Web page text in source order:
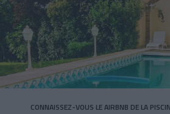
CONNAISSEZ-VOUS LE AIRBNB DE LA